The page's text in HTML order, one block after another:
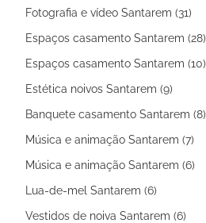
Fotografia e vídeo Santarem (31)
Espaços casamento Santarem (28)
Espaços casamento Santarem (10)
Estética noivos Santarem (9)
Banquete casamento Santarem (8)
Música e animação Santarem (7)
Música e animação Santarem (6)
Lua-de-mel Santarem (6)
Vestidos de noiva Santarem (6)